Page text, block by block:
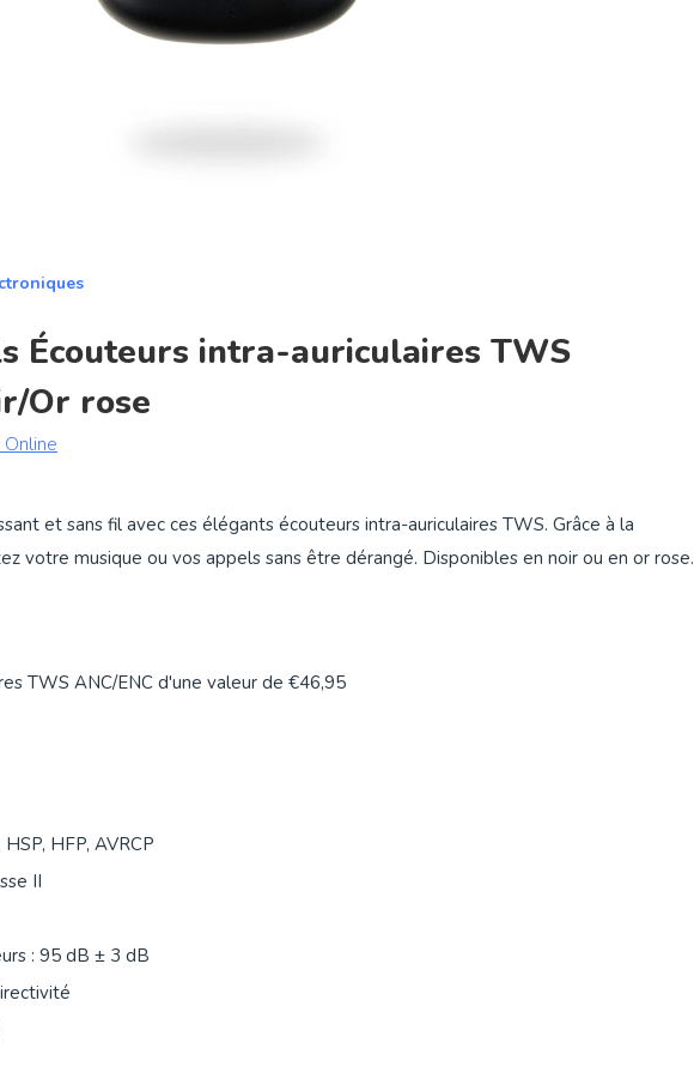
Écouteurs intra-auriculaires TWS
Or rose
Online
et sans fil avec ces élégants écouteurs intra-auriculaires TWS. Grâce à la
votre musique ou vos appels sans être dérangé. Disponibles en noir ou en or rose.
TWS ANC/ENC d'une valeur de €46,95
HFP, AVRCP
II
: 95 dB ± 3 dB